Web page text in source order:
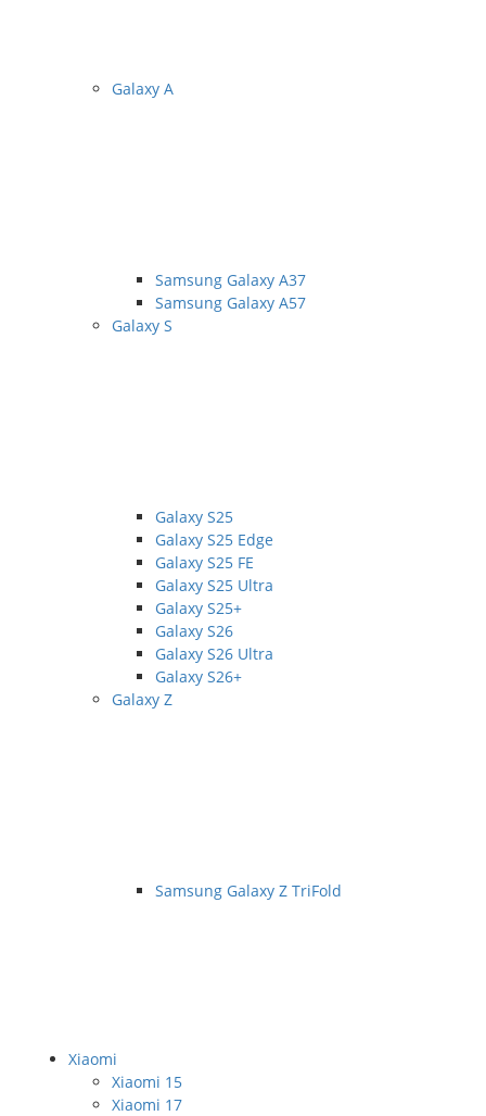
Galaxy A
Samsung Galaxy A37
Samsung Galaxy A57
Galaxy S
Galaxy S25
Galaxy S25 Edge
Galaxy S25 FE
Galaxy S25 Ultra
Galaxy S25+
Galaxy S26
Galaxy S26 Ultra
Galaxy S26+
Galaxy Z
Samsung Galaxy Z TriFold
Xiaomi
Xiaomi 15
Xiaomi 17